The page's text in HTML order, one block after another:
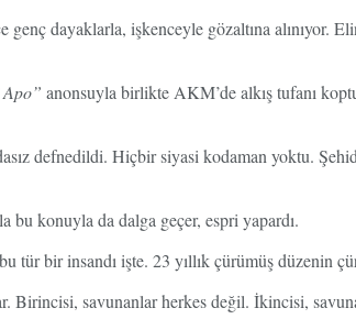
dayaklarla, işkenceyle gözaltına alınıyor.
anonsuyla birlikte AKM’de alkış tufanı
defnedildi. Hiçbir siyasi kodaman yoktu.
bu konuyla da dalga geçer, espri yapardı.
tür bir insandı işte. 23 yıllık çürümüş düzenin
Birincisi, savunanlar herkes değil. İkincisi,